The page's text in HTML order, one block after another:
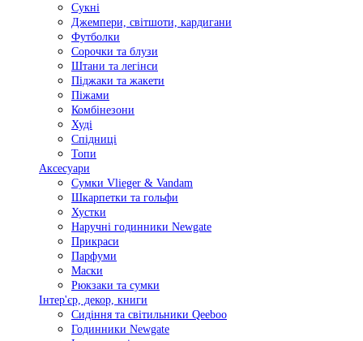
Сукні
Джемпери, світшоти, кардигани
Футболки
Сорочки та блузи
Штани та легінси
Піджаки та жакети
Піжами
Комбінезони
Худі
Спідниці
Топи
Аксесуари
Сумки Vlieger & Vandam
Шкарпетки та гольфи
Хустки
Наручні годинники Newgate
Прикраси
Парфуми
Маски
Рюкзаки та сумки
Інтер'єр, декор, книги
Сидіння та світильники Qeeboo
Годинники Newgate